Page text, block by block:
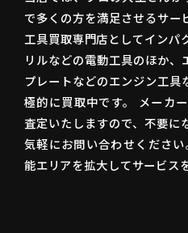
で多くの方を満足させるサー
工具買取専門店としてインパ
リルなどの電動工具のほか、
プレートなどのエンジン工具
極的に買取中です。 メーカ
査定いたしますので、不要に
気軽にお問い合わせくださ
能エリアを拡大してサービス